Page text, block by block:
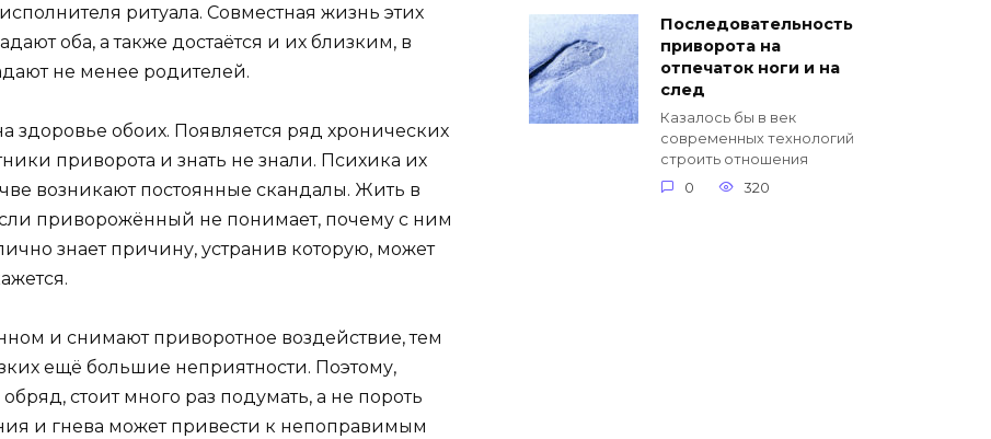
ритуала. Совместная жизнь этих
оба, а также достаётся и их близким, в
не менее родителей.
здоровье обоих. Появляется ряд хронических
приворота и знать не знали. Психика их
возникают постоянные скандалы. Жить в
приворожённый не понимает, почему с ним
знает причину, устранив которую, может
и снимают приворотное воздействие, тем
ещё большие неприятности. Поэтому,
стоит много раз подумать, а не пороть
и гнева может привести к непоправимым
Последовательность
приворота на
отпечаток ноги и на
след
Казалось бы в век
современных технологий
строить отношения
0
320